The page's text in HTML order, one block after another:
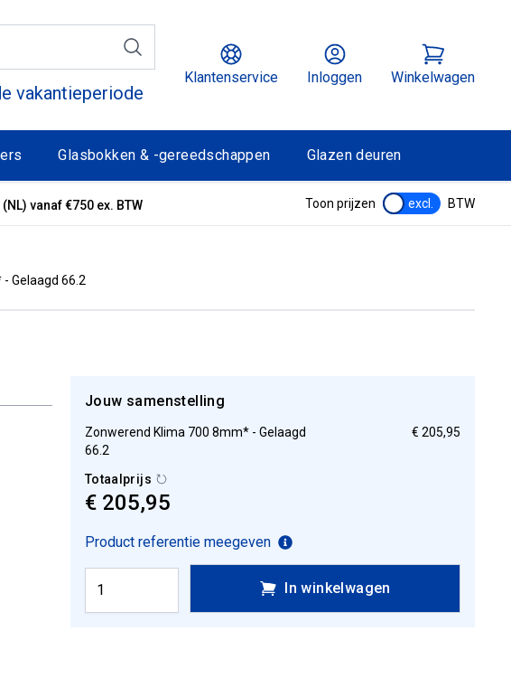
vakantieperiode
Klantenservice Inloggen Winkelwagen
Glasbokken & -gereedschappen Glazen deuren
vanaf €750 ex. BTW
Toon prijzen excl. BTW
Gelaagd 66.2
Jouw samenstelling
Zonwerend Klima 700 8mm* - Gelaagd
66.2
€ 205,95
Totaalprijs
€ 205,95
Product referentie meegeven
In winkelwagen